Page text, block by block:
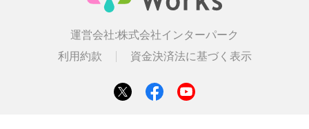
運営会社:株式会社インターパーク
利用約款
資金決済法に基づく表示